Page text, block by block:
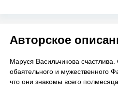
Авторское
Маруся Васильчикова счастлива.
обаятельного и мужественного
что они знакомы всего